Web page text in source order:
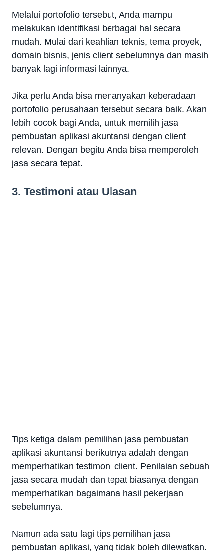
Melalui portofolio tersebut, Anda mampu
melakukan identifikasi berbagai hal secara
mudah. Mulai dari keahlian teknis, tema proyek,
domain bisnis, jenis client sebelumnya dan masih
banyak lagi informasi lainnya.
Jika perlu Anda bisa menanyakan keberadaan
portofolio perusahaan tersebut secara baik. Akan
lebih cocok bagi Anda, untuk memilih jasa
pembuatan aplikasi akuntansi dengan client
relevan. Dengan begitu Anda bisa memperoleh
jasa secara tepat.
3. Testimoni atau Ulasan
Tips ketiga dalam pemilihan jasa pembuatan
aplikasi akuntansi berikutnya adalah dengan
memperhatikan testimoni client. Penilaian sebuah
jasa secara mudah dan tepat biasanya dengan
memperhatikan bagaimana hasil pekerjaan
sebelumnya.
Namun ada satu lagi tips pemilihan jasa
pembuatan aplikasi, yang tidak boleh dilewatkan.